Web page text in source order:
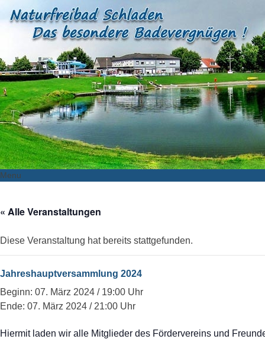
Menu
content
« Alle Veranstaltungen
Diese Veranstaltung hat bereits stattgefunden.
Jahreshauptversammlung 2024
Beginn: 07. März 2024 / 19:00 Uhr
Ende: 07. März 2024 / 21:00 Uhr
Hiermit laden wir alle Mitglieder des Fördervereins und